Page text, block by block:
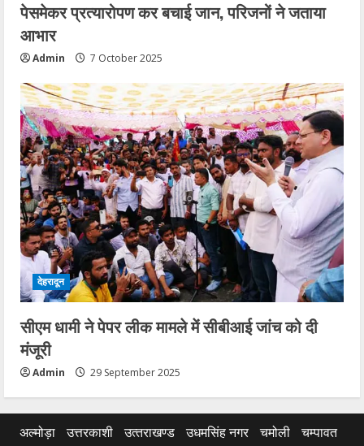
पेसमेकर प्रत्यारोपण कर बचाई जान, परिजनों ने जताया
आभार
Admin 7 October 2025
देहरादून
सीएम धामी ने पेपर लीक मामले में सीबीआई जांच को दी
मंजूरी
Admin 29 September 2025
अल्मोड़ा उत्तरकाशी उत्‍तराखण्‍ड उधमसिंह नगर चमोली
चम्पावत